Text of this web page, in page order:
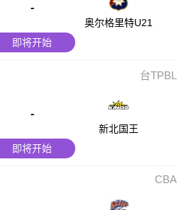
-
奥尔格里特U21
即将开始
台TPBL
-
新北国王
即将开始
CBA